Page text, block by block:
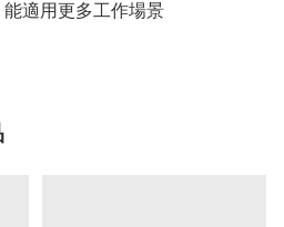
適用更多工作場景